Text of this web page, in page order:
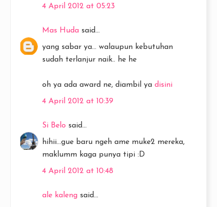
4 April 2012 at 05:23
Mas Huda said...
yang sabar ya... walaupun kebutuhan
sudah terlanjur naik.. he he
oh ya ada award ne, diambil ya disini
4 April 2012 at 10:39
Si Belo said...
hihii...gue baru ngeh ame muke2 mereka,
maklumm kaga punya tipi :D
4 April 2012 at 10:48
ale kaleng said...